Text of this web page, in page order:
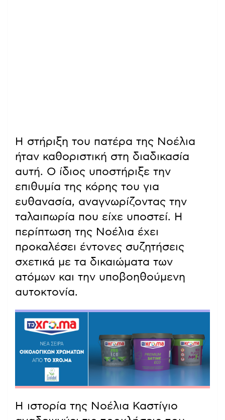
Η στήριξη του πατέρα της Νοέλια
ήταν καθοριστική στη διαδικασία
αυτή. Ο ίδιος υποστήριξε την
επιθυμία της κόρης του για
ευθανασία, αναγνωρίζοντας την
ταλαιπωρία που είχε υποστεί. Η
περίπτωση της Νοέλια έχει
προκαλέσει έντονες συζητήσεις
σχετικά με τα δικαιώματα των
ατόμων και την υποβοηθούμενη
αυτοκτονία.
Η ιστορία της Νοέλια Καστίγιο